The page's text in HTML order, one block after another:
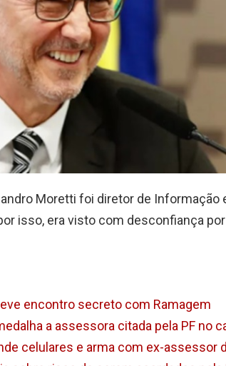
Moretti foi diretor de Informação
isso, era visto com desconfiança
encontro secreto com Ramagem
a assessora citada pela PF no
celulares e arma com ex-assessor